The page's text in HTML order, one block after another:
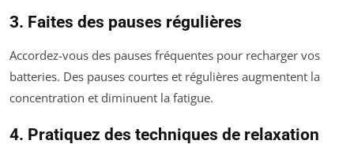
3. Faites des pauses régulières
Accordez-vous des pauses fréquentes pour recharger vos
batteries. Des pauses courtes et régulières augmentent la
concentration et diminuent la fatigue.
4. Pratiquez des techniques de relaxation